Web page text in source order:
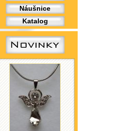
Náušnice
Katalog